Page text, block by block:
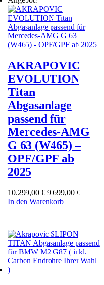
AKRAPOVIC
EVOLUTION
Titan
Abgasanlage
passend für
Mercedes-AMG
G 63 (W465) –
OPF/GPF ab
2025
10.299,00€ Ursprünglicher
Preis
9.699,00 €
In den Warenkorb